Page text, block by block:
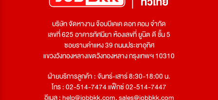
บริษัท จัดหางาน จ๊อบบีเคเค ดอท คอม จำกัด
เลขที่ 625 อาคารทัศนียา ห้องเลขที่ ยูนิต ดี ชั้น 5
ซอยรามคำแหง 39 ถนนประชาอุทิศ
แขวงวังทองหลางเขตวังทองหลาง กรุงเทพฯ 10310
ฝ่ายบริการลูกค้า : จันทร์-เสาร์ 8:30-18:00 น.
โทร : 02-514-7474 แฟ็กซ์ 02-514-7447
อีเมล :help@jobbkk.com,sales@jobbkk.com